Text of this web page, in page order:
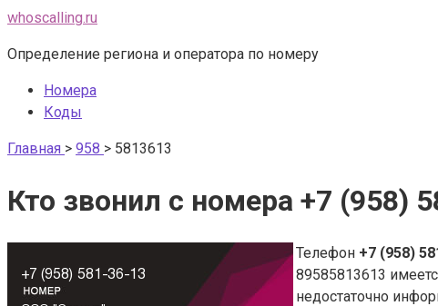
Перейти
контенту
whoscalling.ru
Определение региона и оператора по номеру
Номера
Коды
Главная > 958 > 5813613
Кто звонил с номера +7 (958)
Телефон +7 (958)
89585813613
недостаточно